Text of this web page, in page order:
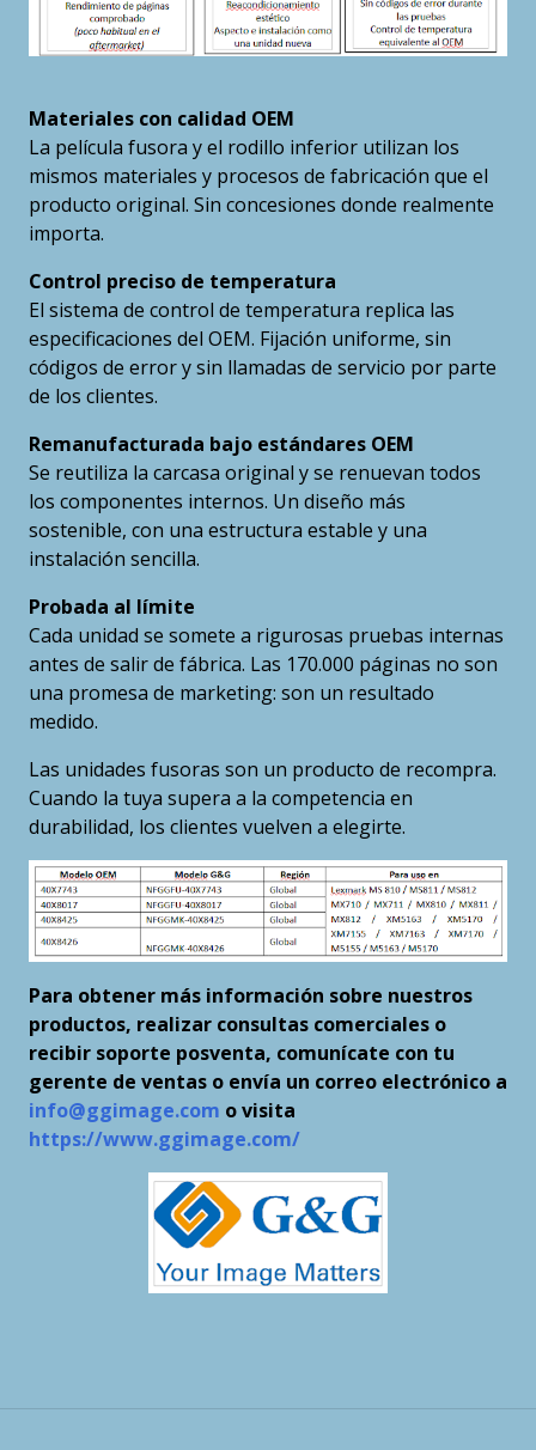
Materiales con calidad OEM
La película fusora y el rodillo inferior utilizan los
mismos materiales y procesos de fabricación que el
producto original. Sin concesiones donde realmente
importa.
Control preciso de temperatura
El sistema de control de temperatura replica las
especificaciones del OEM. Fijación uniforme, sin
códigos de error y sin llamadas de servicio por parte
de los clientes.
Remanufacturada bajo estándares OEM
Se reutiliza la carcasa original y se renuevan todos
los componentes internos. Un diseño más
sostenible, con una estructura estable y una
instalación sencilla.
Probada al límite
Cada unidad se somete a rigurosas pruebas internas
antes de salir de fábrica. Las 170.000 páginas no son
una promesa de marketing: son un resultado
medido.
Las unidades fusoras son un producto de recompra.
Cuando la tuya supera a la competencia en
durabilidad, los clientes vuelven a elegirte.
Para obtener más información sobre nuestros
productos, realizar consultas comerciales o
recibir soporte posventa, comunícate con tu
gerente de ventas o envía un correo electrónico a
info@ggimage.com o visita
https://www.ggimage.com/